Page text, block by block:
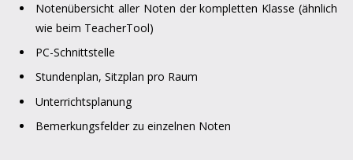
Notenübersicht aller Noten der kompletten Klasse (ähnlich
wie beim TeacherTool)
PC-Schnittstelle
Stundenplan, Sitzplan pro Raum
Unterrichtsplanung
Bemerkungsfelder zu einzelnen Noten